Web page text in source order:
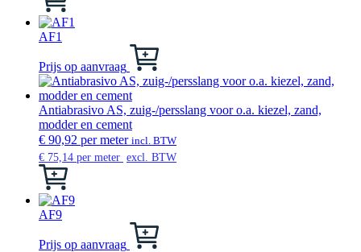
heeft
Deze
optie
kan
gekozen
worden
op
de
productpagina
AF1
Prijs op aanvraag
Dit
heeft
variaties.
optie
kan
gekozen
productpagina
Antiabrasivo AS, zuig-/persslang voor o.a. kiezel, zand,
modder en cement
€ 90,92 per meter incl. BTW
€ 75,14 per meter excl. BTW
Dit
heeft
Deze
AF9
Prijs op aanvraag
Dit